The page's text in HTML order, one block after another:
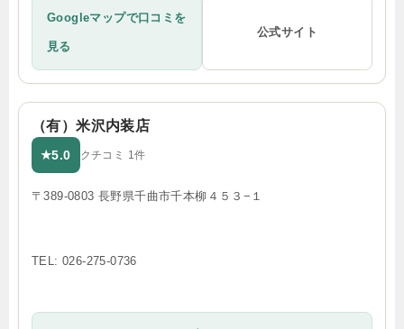
Googleマップで口コミを
見る
公式サイト
（有）米沢内装店
★5.0 クチコミ 1件
〒389-0803 長野県千曲市千本柳４５３−１
TEL: 026-275-0736